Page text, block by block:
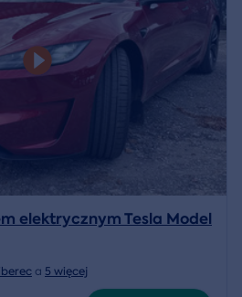
elektrycznym Tesla Model
a 5 więcej